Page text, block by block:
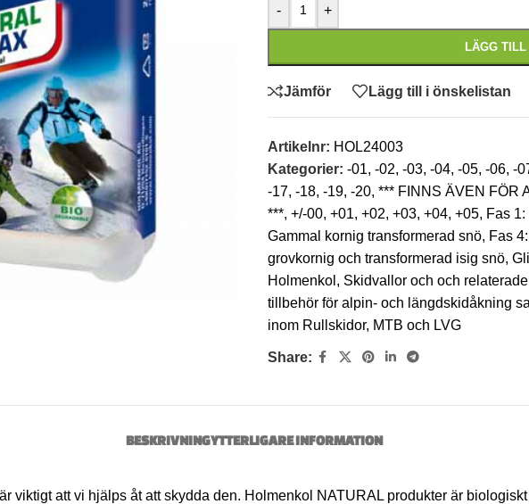
- +
LÄGG TILL
Jämför Lägg till i önskelistan
Artikelnr: HOL24003
Kategorier: -01, -02, -03, -04, -05, -06, -
-17, -18, -19, -20, *** FINNS ÄVEN FÖR
***, +/-00, +01, +02, +03, +04, +05, Fas
Gammal kornig transformerad snö, Fas
grovkornig och transformerad isig snö,
Holmenkol , Skidvallor och och
tillbehör för alpin- och längdskidåkning
inom Rullskidor, MTB och LVG
Share:
BESKRIVNINGYTTERLIGARE INFORMATION
viktigt att vi hjälps åt att skydda den. Holmenkol NATURAL produkter är